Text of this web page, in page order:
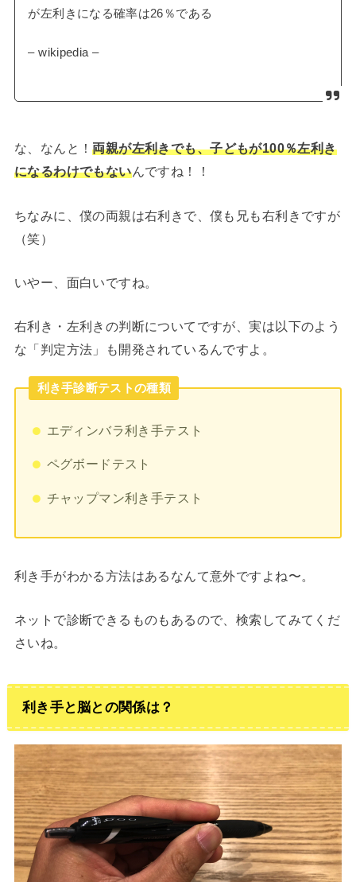
が左利きになる確率は26％である
– wikipedia –
な、なんと！両親が左利きでも、子どもが100％左利き
になるわけでもないんですね！！
ちなみに、僕の両親は右利きで、僕も兄も右利きですが
（笑）
いやー、面白いですね。
右利き・左利きの判断についてですが、実は以下のよう
な「判定方法」も開発されているんですよ。
利き手診断テストの種類
エディンバラ利き手テスト
ペグボードテスト
チャップマン利き手テスト
利き手がわかる方法はあるなんて意外ですよね〜。
ネットで診断できるものもあるので、検索してみてくだ
さいね。
利き手と脳との関係は？